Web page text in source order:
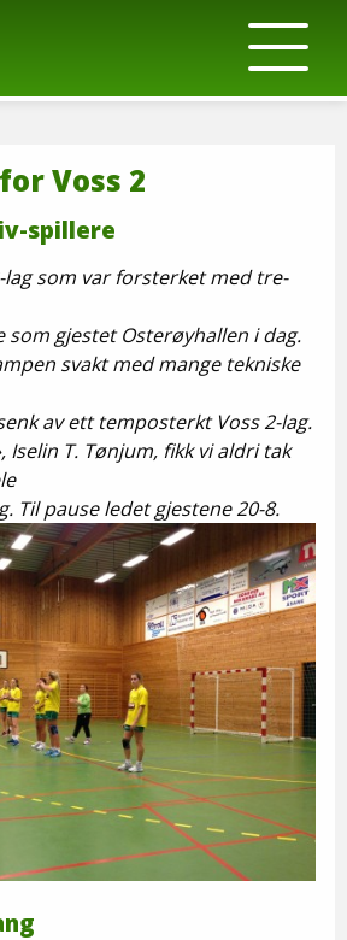
Voss 2
spillere
lag som var forsterket med tre-
som gjestet Osterøyhallen i dag.
svakt med mange tekniske
av ett temposterkt Voss 2-lag.
Iselin T. Tønjum, fikk vi aldri tak
Til pause ledet gjestene 20-8.